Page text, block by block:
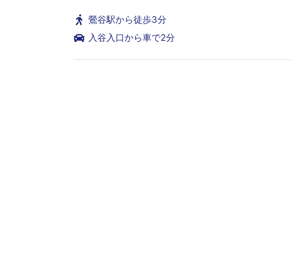
鶯谷駅から徒歩3分
入谷入口から車で2分